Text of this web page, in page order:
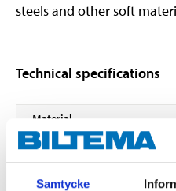
Samtycke
steels and other soft
Technical specifications
Material
Hardness